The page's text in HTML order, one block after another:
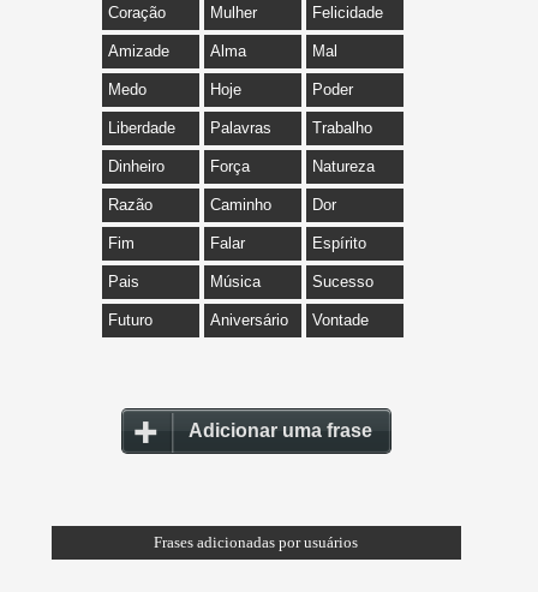
Coração Mulher Felicidade
Amizade Alma Mal
Medo Hoje Poder
Liberdade Palavras Trabalho
Dinheiro Força Natureza
Razão Caminho Dor
Fim Falar Espírito
Pais Música Sucesso
Futuro Aniversário Vontade
Adicionar uma frase
Frases adicionadas por usuários